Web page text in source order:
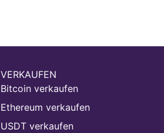
VERKAUFEN
Bitcoin verkaufen
Ethereum verkaufen
USDT verkaufen